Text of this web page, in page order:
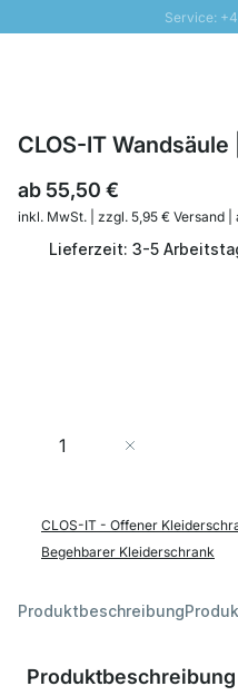
Service:
Schnelle Lieferung
CLOS-IT
ab 55,50 €
inkl. MwSt. | zzgl. 5,95 € Versand |
Lieferzeit: 3-5
Menge
CLOS-IT - Offener
Begehbarer Kleiderschrank
Produktbeschreibung
Produktbeschreibung